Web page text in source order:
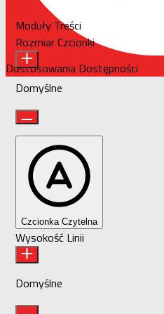
Dostosowania Dostępności
Moduły Treści
Rozmiar Czcionki
Domyślne
Czcionka Czytelna
Wysokość Linii
Domyślne